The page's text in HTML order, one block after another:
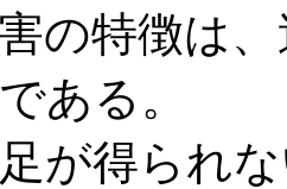
の特徴は
ある。
が得られ